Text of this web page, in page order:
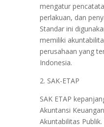
mengatur
perlakuan, dan
Standar ini
memiliki
perusahaan yang
Indonesia.
2. SAK-ETAP
SAK ETAP
Akuntansi
Akuntabilitas